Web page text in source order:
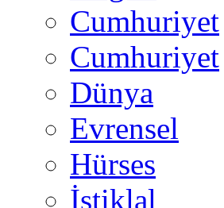
Cumhuriyet
Cumhuriyet
Dünya
Evrensel
Hürses
İstiklal